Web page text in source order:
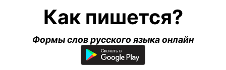
Как пишется?
Формы слов русского языка онлайн